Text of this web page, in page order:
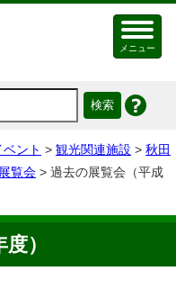
メニュー
ント > 観光関連施設 > 秋田
覧会 > 過去の展覧会（平成
）